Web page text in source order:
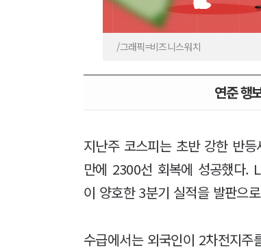
/그래픽=비즈니스워치
연준 행
지난주 코스피는 초반 강한 반
만에 2300선 회복에 성공했다.
이 양호한 3분기 실적을 발판으
수급에서는 외국인이 2차전지